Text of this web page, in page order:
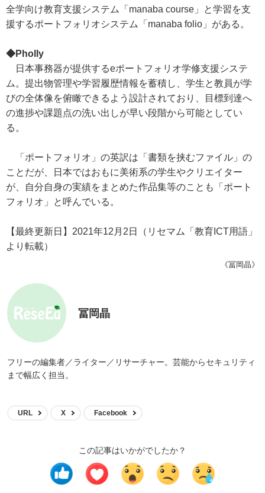
全学向け教育支援システム「manaba course」と学習を支
援するポートフォリオシステム「manaba folio」がある。
◆Pholly
日本事務器が提供するeポートフォリオ学修支援システ
ム。提出物管理や学習履歴情報を蓄積し、学生と教員が学
びの全体像を俯瞰できるよう設計されており、目標到達へ
の進捗や課題点の洗い出しが早い段階から可能としてい
る。
「ポートフォリオ」の英訳は「書類を挟むファイル」の
ことだが、日本ではおもに美術系の学生やクリエイター
が、自分自身の実績をまとめた作品集等のことも「ポート
フォリオ」と呼んでいる。
【最終更新日】2021年12月2日（リセマム「教育ICT用語」
より転載）
《冨岡晶》
冨岡晶
フリーの編集者／ライター／リサーチャー。芸能からセキュリティ
まで幅広く担当。
URL X Facebook
この記事はいかがでしたか？